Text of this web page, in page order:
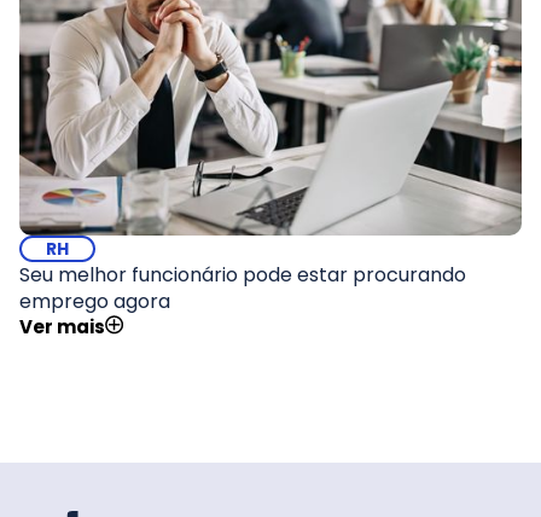
RH
Seu melhor funcionário pode estar procurando
emprego agora
Ver mais